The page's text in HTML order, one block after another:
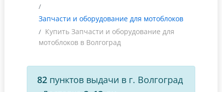
Запчасти и оборудование для мотоблоков
Купить Запчасти и оборудование для
мотоблоков в Волгоград
82 пунктов выдачи в г. Волгоград